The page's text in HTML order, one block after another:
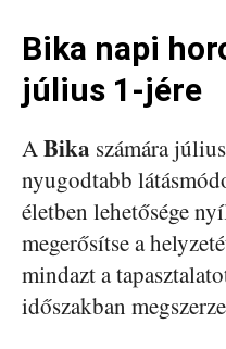
Bika napi
július 1-jére
ABika számára
nyugodtabb
életben lehetősége
megerősítse a
mindazt a
időszakban